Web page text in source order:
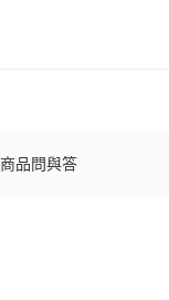
商品問與答